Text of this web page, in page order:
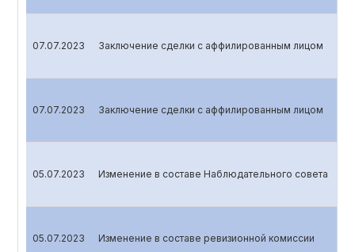
07.07.2023 Заключение сделки с аффилированным лицом
07.07.2023 Заключение сделки с аффилированным лицом
05.07.2023 Изменение в составе Наблюдательного совета
05.07.2023 Изменение в составе ревизионной комиссии